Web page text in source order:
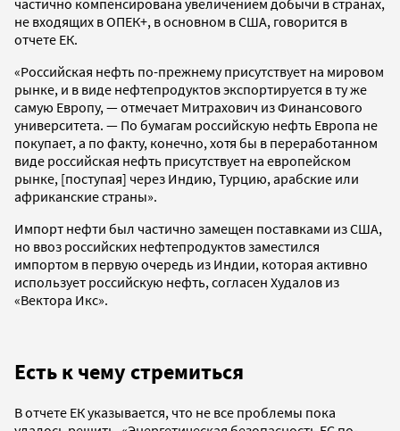
не входящих в ОПЕК+, в основном в США, говорится в
отчете ЕК.
«Российская нефть по-прежнему присутствует на мировом
рынке, и в виде нефтепродуктов экспортируется в ту же
самую Европу, — отмечает Митрахович из Финансового
университета. — По бумагам российскую нефть Европа не
покупает, а по факту, конечно, хотя бы в переработанном
виде российская нефть присутствует на европейском
рынке, [поступая] через Индию, Турцию, арабские или
африканские страны».
Импорт нефти был частично замещен поставками из США,
но ввоз российских нефтепродуктов заместился
импортом в первую очередь из Индии, которая активно
использует российскую нефть, согласен Худалов из
«Вектора Икс».
Есть к чему стремиться
В отчете ЕК указывается, что не все проблемы пока